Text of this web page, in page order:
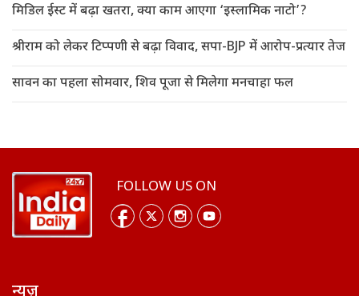
मिडिल ईस्ट में बढ़ा खतरा, क्या काम आएगा ‘इस्लामिक नाटो’?
श्रीराम को लेकर टिप्पणी से बढ़ा विवाद, सपा-BJP में आरोप-प्रत्यार तेज
सावन का पहला सोमवार, शिव पूजा से मिलेगा मनचाहा फल
FOLLOW US ON
न्यूज़